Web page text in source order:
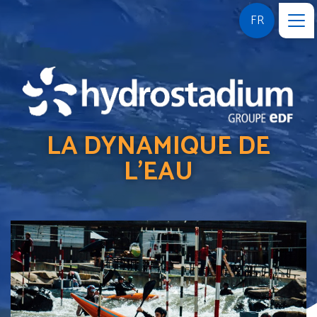
FR
LA DYNAMIQUE DE
L'EAU